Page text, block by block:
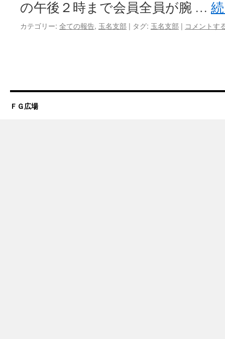
大
会
報
告
の午後２時まで会員全員が腕 …
カテゴリー: 全ての報告, 玉名支部 | タグ: 玉名支部 | コメントす
ＦＧ広場